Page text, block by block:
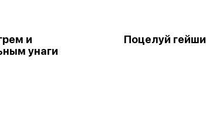
и
унаги
Поцелуй гейши